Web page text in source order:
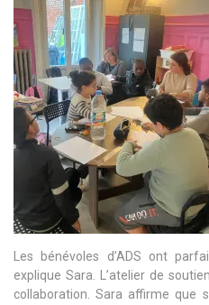
Les bénévoles d’ADS ont
explique Sara. L’atelier de
collaboration. Sara affirme que